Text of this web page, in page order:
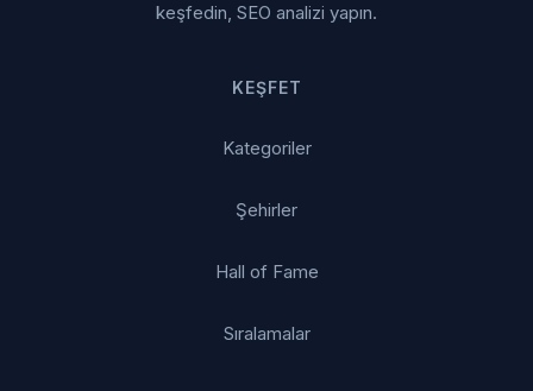
keşfedin, SEO analizi yapın.
KEŞFET
Kategoriler
Şehirler
Hall of Fame
Sıralamalar